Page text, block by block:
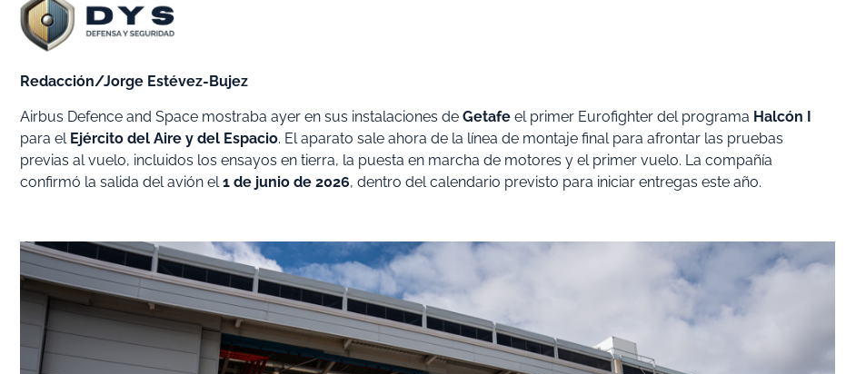
Redacción/Jorge Estévez-Bujez
Airbus Defence and Space mostraba ayer en sus instalaciones de Getafe el primer Eurofighter del programa Halcón I
para el Ejército del Aire y del Espacio. El aparato sale ahora de la línea de montaje final para afrontar las pruebas
previas al vuelo, incluidos los ensayos en tierra, la puesta en marcha de motores y el primer vuelo. La compañía
confirmó la salida del avión el1 de junio de 2026, dentro del calendario previsto para iniciar entregas este año.